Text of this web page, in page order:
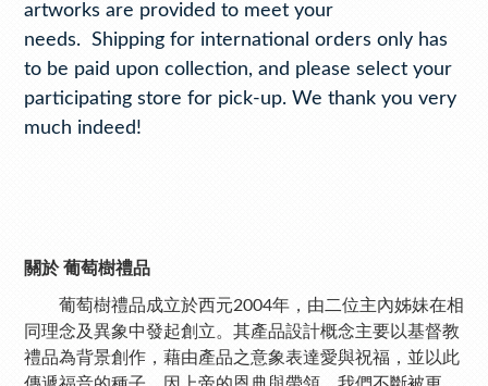
artworks are provided to meet your
needs. Shipping for international orders only has
to be paid upon collection, and please select your
participating store for pick-up. We thank you very
much indeed!
關於 葡萄樹禮品
葡萄樹禮品成立於西元2004年，由二位主內姊妹在相
同理念及異象中發起創立。其產品設計概念主要以基督教
禮品為背景創作，藉由產品之意象表達愛與祝福，並以此